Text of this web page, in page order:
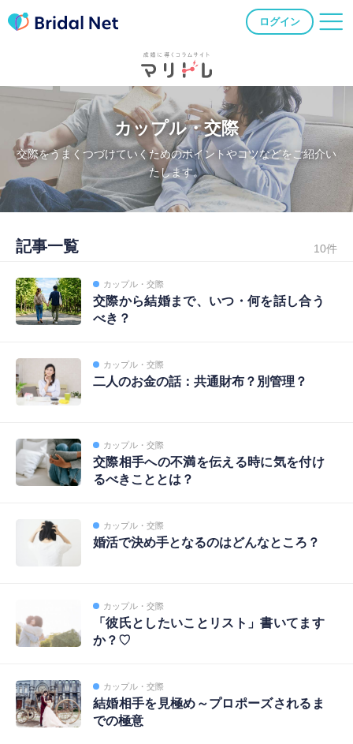
ログイン
カップル・交際
交際をうまくつづけていくためのポイントやコツなどをご紹介い
たします。
記事一覧 10件
カップル・交際
交際から結婚まで、いつ・何を話し合う
べき？
カップル・交際
二人のお金の話：共通財布？別管理？
カップル・交際
交際相手への不満を伝える時に気を付け
るべきこととは？
カップル・交際
婚活で決め手となるのはどんなところ？
カップル・交際
「彼氏としたいことリスト」書いてます
か？♡
カップル・交際
結婚相手を見極め～プロポーズされるま
での極意